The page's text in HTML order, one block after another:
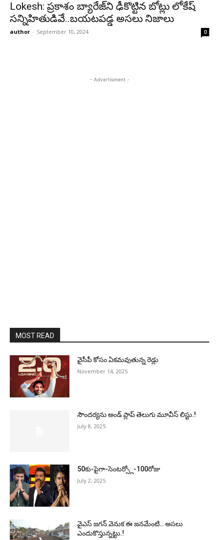
Lokesh: ప్రకాశం బ్యారేజ్‌ని ఢీకొట్టిన బోట్లు లోకేష్
సన్నిహితుడివే..బయటపడ్డ అసలు నిజాలు
author - September 10, 2024 0
- Advertisment -
MOST READ
వైసీపీ కోసం ఏక‌మ‌వుతున్న రెడ్లు
November 14, 2025
సౌందర్యను అండ్‌ ప్లాప్‌ తెలుగు మూవీస్‌ లిస్టు.!
July 8, 2025
50కు-పైగా-సెంటర్స్లో-100రోజు
July 2, 2025
వైఎస్‌ జగన్‌ వెనుక ఈ జనమేంటి.. అసలు
ఎందుకొస్తున్నట్టు.!